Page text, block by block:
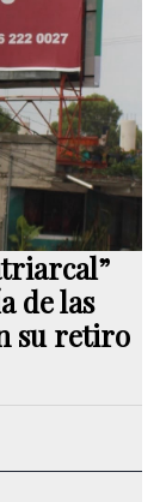
de las
su retiro